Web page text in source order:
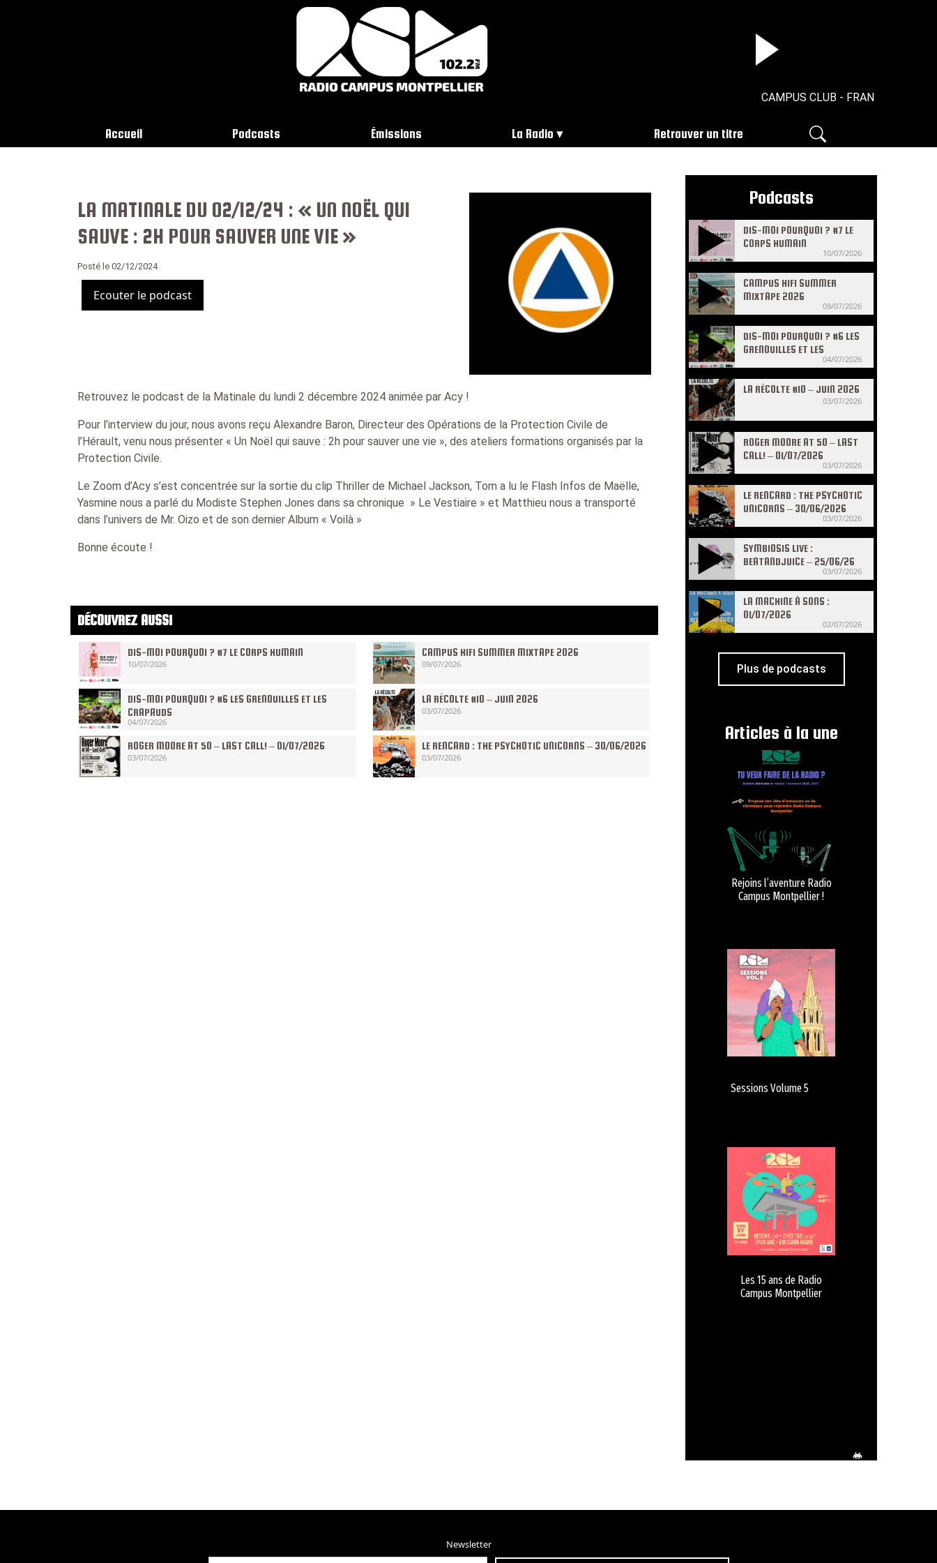
CAMPUS CLUB - FRANZ SCALA -
Accueil Podcasts Émissions La Radio Retrouver un titre
LA MATINALE DU 02/12/24 : « UN NOËL QUI
SAUVE : 2H POUR SAUVER UNE VIE »
Posté le 02/12/2024
Ecouter le podcast
Retrouvez le podcast de la Matinale du lundi 2 décembre 2024 animée par Acy !
Pour l’interview du jour, nous avons reçu Alexandre Baron, Directeur des Opérations de la Protection Civile de
l’Hérault, venu nous présenter « Un Noël qui sauve : 2h pour sauver une vie », des ateliers formations organisés par la
Protection Civile.
Le Zoom d’Acy s’est concentrée sur la sortie du clip Thriller de Michael Jackson, Tom a lu le Flash Infos de Maëlle,
Yasmine nous a parlé du Modiste Stephen Jones dans sa chronique » Le Vestiaire » et Matthieu nous a transporté
dans l’univers de Mr. Oizo et de son dernier Album « Voilà »
Bonne écoute !
DÉCOUVREZ AUSSI
DIS-MOI POURQUOI ? #7 LE CORPS HUMAIN
10/07/2026
CAMPUS HIFI SUMMER MIXTAPE 2026
09/07/2026
DIS-MOI POURQUOI ? #6 LES GRENOUILLES ET LES
CRAPAUDS
04/07/2026
LA RÉCOLTE #10 – JUIN 2026
03/07/2026
ROGER MOORE AT 50 – LAST CALL! – 01/07/2026
03/07/2026
LE RENCARD : THE PSYCHOTIC UNICORNS – 30/06/2026
03/07/2026
Podcasts
DIS-MOI POURQUOI ? #7 LE
CORPS HUMAIN
10/07/2026
CAMPUS HIFI SUMMER
MIXTAPE 2026
09/07/2026
DIS-MOI POURQUOI ? #6 LES
GRENOUILLES ET LES
04/07/2026
LA RÉCOLTE #10 – JUIN 2026
03/07/2026
ROGER MOORE AT 50 – LAST
CALL! – 01/07/2026
03/07/2026
LE RENCARD : THE PSYCHOTIC
UNICORNS – 30/06/2026
03/07/2026
SYMBIOSIS LIVE :
BEATANDJUICE – 25/06/26
03/07/2026
LA MACHINE À SONS :
01/07/2026
02/07/2026
Plus de podcasts
Articles à la une
Rejoins l’aventure Radio
Campus Montpellier !
Sessions Volume 5
Les 15 ans de Radio
Campus Montpellier
Newsletter